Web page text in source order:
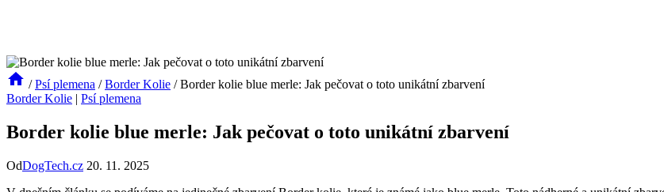
/ Psí plemena / Border Kolie / Border kolie blue merle: Jak pečovat o toto unikátní zbarvení
Border Kolie | Psí plemena
Border kolie blue merle: Jak pečovat o toto unikátní zbarvení
OdDogTech.cz 20. 11. 2025